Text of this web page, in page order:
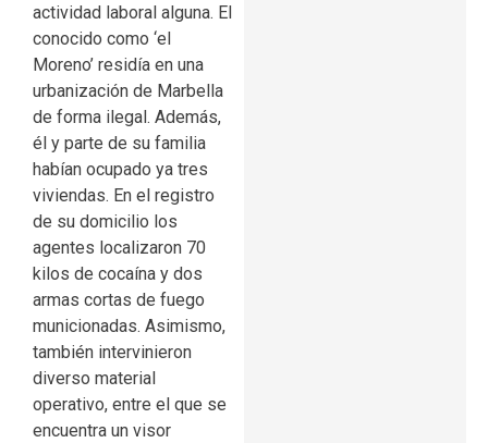
actividad laboral alguna. El
conocido como ‘el
Moreno’ residía en una
urbanización de Marbella
de forma ilegal. Además,
él y parte de su familia
habían ocupado ya tres
viviendas. En el registro
de su domicilio los
agentes localizaron 70
kilos de cocaína y dos
armas cortas de fuego
municionadas. Asimismo,
también intervinieron
diverso material
operativo, entre el que se
encuentra un visor